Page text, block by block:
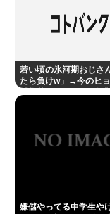
若い頃の氷河期おじさ
たら負けw」→今のヒ
嫌儲やってる中学生や